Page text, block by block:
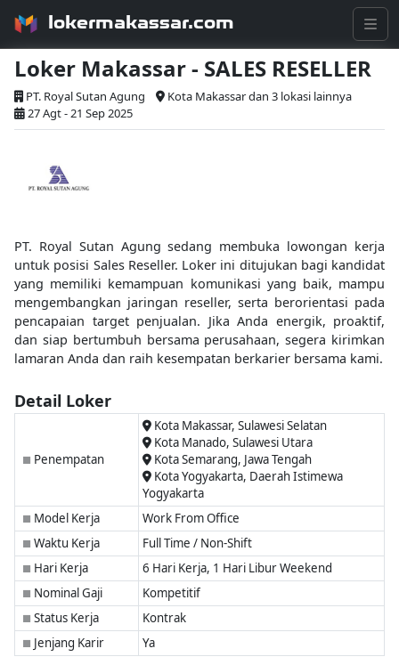
lokermakassar.com
Loker Makassar - SALES RESELLER
PT. Royal Sutan Agung
Kota Makassar dan 3 lokasi lainnya
27 Agt - 21 Sep 2025
PT. Royal Sutan Agung sedang membuka lowongan kerja
untuk posisi Sales Reseller. Loker ini ditujukan bagi kandidat
yang memiliki kemampuan komunikasi yang baik, mampu
mengembangkan jaringan reseller, serta berorientasi pada
pencapaian target penjualan. Jika Anda energik, proaktif,
dan siap bertumbuh bersama perusahaan, segera kirimkan
lamaran Anda dan raih kesempatan berkarier bersama kami.
Detail Loker
■ Penempatan
Kota Makassar, Sulawesi Selatan
Kota Manado, Sulawesi Utara
Kota Semarang, Jawa Tengah
Kota Yogyakarta, Daerah Istimewa
Yogyakarta
■ Model Kerja Work From Office
■ Waktu Kerja Full Time / Non-Shift
■ Hari Kerja 6 Hari Kerja, 1 Hari Libur Weekend
■ Nominal Gaji Kompetitif
■ Status Kerja Kontrak
■ Jenjang Karir Ya